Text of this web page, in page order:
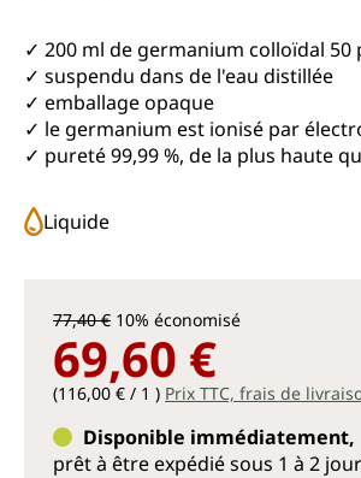
✓ 200 ml de germanium colloïdal 50
✓ suspendu dans de l'eau distillée
✓ emballage opaque
✓ le germanium est ionisé par
✓ pureté 99,99 %, de la plus haute
Liquide
77,40 € 10% économisé
69,60 €
(116,00 € / 1 ) Prix TTC, frais de
Disponible immédiatement,
prêt à être expédié sous 1 à 2